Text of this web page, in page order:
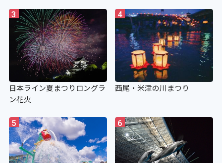
3
日本ライン夏まつりロングラ
ン花火
4
西尾・米津の川まつり
5 6